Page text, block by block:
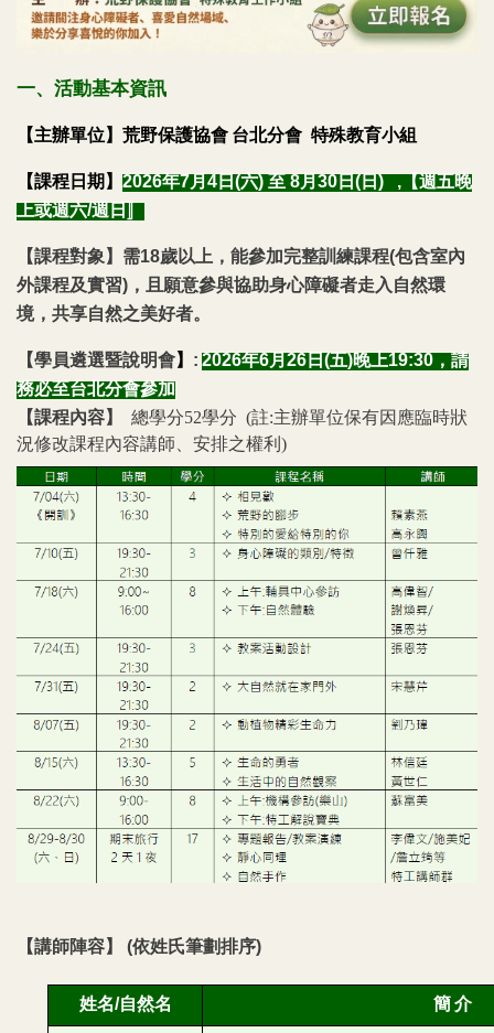
一、活動基本資訊
【主辦單位】 荒野保護協會 台北分會 特殊教育小組
【課程日期】 2026年7月4日(六) 至 8月30日(日) , 【週五晚
上或週六/週日〛
【課程對象】 需18歲以上，能參加完整訓練課程(包含室內
外課程及實習)，且願意參與協助身心障礙者走入自然環
境，共享自然之美好者。
【學員遴選暨說明會】 : 2026年6月26日(五)晚上19:30，請
務必至台北分會參加
【課程內容】
總學分52學分 (註:主辦單位保有因應臨時狀
況修改課程內容講師、 安排之權利)
【講師陣容】 (依姓氏筆劃排序)
姓名/自然名 簡介